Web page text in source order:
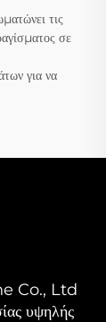
τις
σε
για να
Co., Ltd
υψηλής